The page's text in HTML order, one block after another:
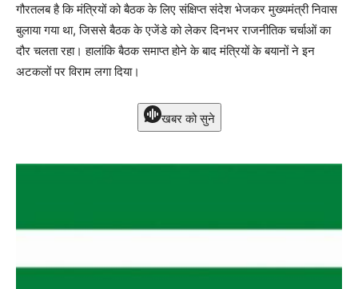
गौरतलब है कि मंत्रियों को बैठक के लिए संक्षिप्त संदेश भेजकर मुख्यमंत्री निवास
बुलाया गया था, जिससे बैठक के एजेंडे को लेकर दिनभर राजनीतिक चर्चाओं का
दौर चलता रहा। हालांकि बैठक समाप्त होने के बाद मंत्रियों के बयानों ने इन
अटकलों पर विराम लगा दिया।
खबर को सुने